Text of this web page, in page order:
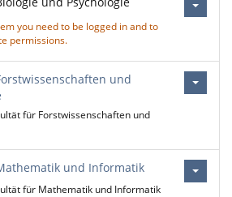
you need to be logged in and to
permissions.
und
für Forstwissenschaften und
und Informatik
für Mathematik und Informatik